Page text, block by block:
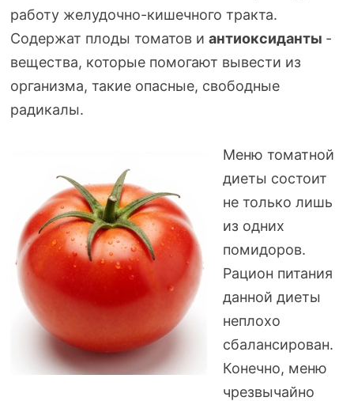
работу желудочно-кишечного тракта.
Содержат плоды томатов и антиоксиданты -
вещества, которые помогают вывести из
организма, такие опасные, свободные
радикалы.
Меню томатной
диеты состоит
не только лишь
из одних
помидоров.
Рацион питания
данной диеты
неплохо
сбалансирован.
Конечно, меню
чрезвычайно